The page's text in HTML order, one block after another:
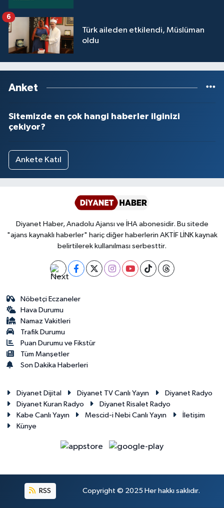
Türk aileden etkilendi, Müslüman
oldu
6
Anket
Sitemizde en çok hangi haberler ilginizi
çekiyor?
Ankete Katıl
Diyanet Haber, Anadolu Ajansı ve İHA abonesidir. Bu sitede
"ajans kaynaklı haberler" hariç diğer haberlerin AKTİF LİNK kaynak
belirtilerek kullanılması serbesttir.
Nöbetçi Eczaneler
Hava Durumu
Namaz Vakitleri
Trafik Durumu
Puan Durumu ve Fikstür
Tüm Manşetler
Son Dakika Haberleri
Diyanet Dijital Diyanet TV Canlı Yayın
Diyanet Radyo
Diyanet Kuran Radyo
Diyanet Risalet Radyo
Kabe Canlı Yayın
Mescid-i Nebi Canlı Yayın
İletişim
Künye
RSS Copyright © 2025 Her hakkı saklıdır.